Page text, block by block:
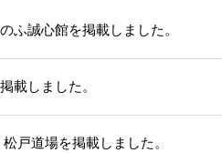
ふ誠心館を掲載しました。
載しました。
戸道場を掲載しました。